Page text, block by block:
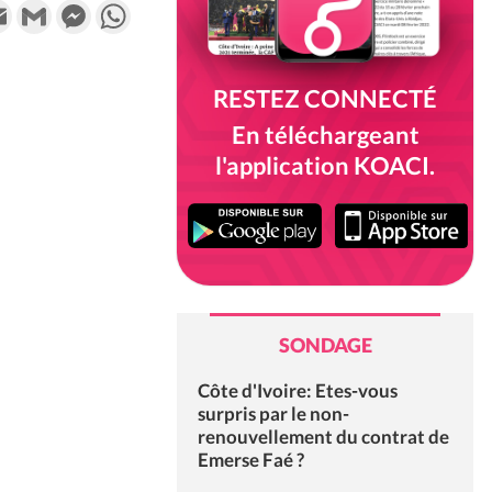
Email Gmail MessengerWhatsApp
RESTEZ CONNECTÉ
En téléchargeant
l'application KOACI.
SONDAGE
Côte d'Ivoire: Etes-vous
surpris par le non-
renouvellement du contrat de
Emerse Faé ?